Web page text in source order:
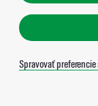
Spravovať